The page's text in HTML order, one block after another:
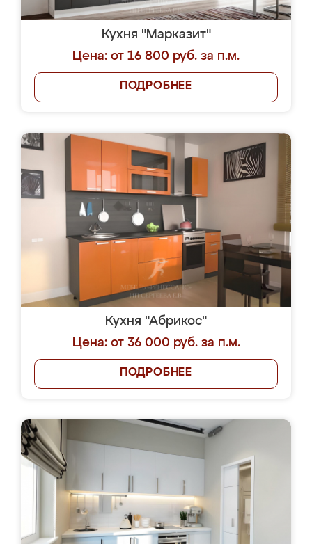
Кухня "Марказит"
Цена: от 16 800 руб. за п.м.
ПОДРОБНЕЕ
Кухня "Абрикос"
Цена: от 36 000 руб. за п.м.
ПОДРОБНЕЕ